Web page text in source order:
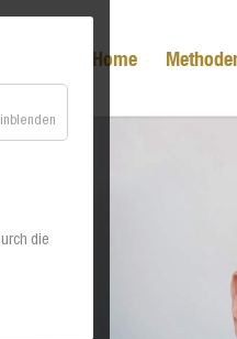
Essenziell
die
Home